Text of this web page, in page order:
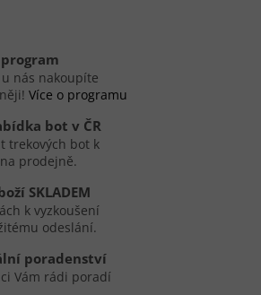
nás nakoupíte
Více o programu
bot v ČR
trekových bot k
prodejně.
SKLADEM
k vyzkoušení
odeslání.
poradenství
Vám rádi poradí